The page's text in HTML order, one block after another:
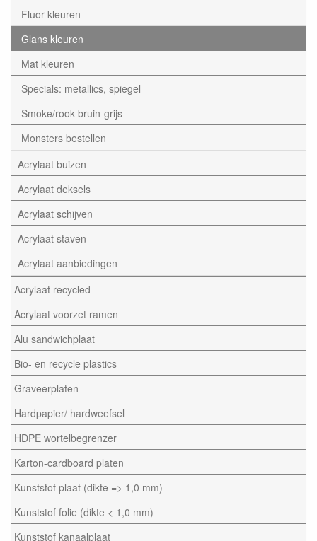
Fluor kleuren
Glans kleuren
Mat kleuren
Specials: metallics, spiegel
Smoke/rook bruin-grijs
Monsters bestellen
Acrylaat buizen
Acrylaat deksels
Acrylaat schijven
Acrylaat staven
Acrylaat aanbiedingen
Acrylaat recycled
Acrylaat voorzet ramen
Alu sandwichplaat
Bio- en recycle plastics
Graveerplaten
Hardpapier/ hardweefsel
HDPE wortelbegrenzer
Karton-cardboard platen
Kunststof plaat (dikte => 1,0 mm)
Kunststof folie (dikte < 1,0 mm)
Kunststof kanaalplaat